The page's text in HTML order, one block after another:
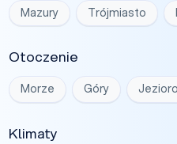
Mazury Trójmiasto
Otoczenie
Morze Góry Jezioro
Klimaty